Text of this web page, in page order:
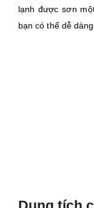
lạnh được sơn
bạn có thể dễ